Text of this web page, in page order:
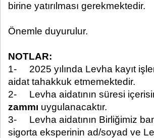
birine yatırılması gerekmektedir.
Önemle duyurulur.
NOTLAR:
1- 2025 yılında Levha kayıt
aidat tahakkuk etmemektedir.
2- Levha aidatının süresi
zammı uygulanacaktır.
3- Levha aidatının Birliğimiz
sigorta eksperinin ad/soyad ve